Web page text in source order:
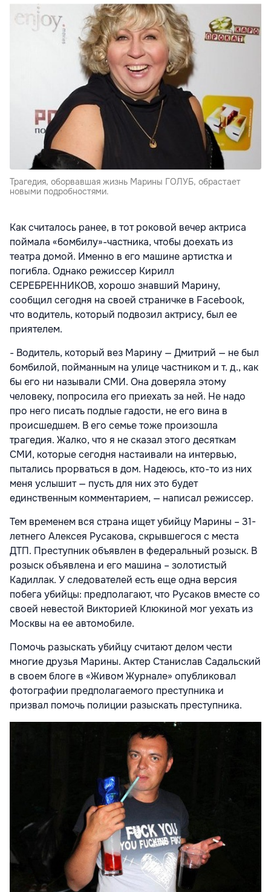
Трагедия, оборвавшая жизнь Марины ГОЛУБ, обрастает
новыми подробностями.
Как считалось ранее, в тот роковой вечер актриса
поймала «бомбилу»-частника, чтобы доехать из
театра домой. Именно в его машине артистка и
погибла. Однако режиссер Кирилл
СЕРЕБРЕННИКОВ, хорошо знавший Марину,
сообщил сегодня на своей страничке в Facebook,
что водитель, который подвозил актрису, был ее
приятелем.
- Водитель, который вез Марину — Дмитрий — не был
бомбилой, пойманным на улице частником и т. д., как
бы его ни называли СМИ. Она доверяла этому
человеку, попросила его приехать за ней. Не надо
про него писать подлые гадости, не его вина в
происшедшем. В его семье тоже произошла
трагедия. Жалко, что я не сказал этого десяткам
СМИ, которые сегодня настаивали на интервью,
пытались прорваться в дом. Надеюсь, кто-то из них
меня услышит — пусть для них это будет
единственным комментарием, — написал режиссер.
Тем временем вся страна ищет убийцу Марины – 31-
летнего Алексея Русакова, скрывшегося с места
ДТП. Преступник объявлен в федеральный розыск. В
розыск объявлена и его машина – золотистый
Кадиллак. У следователей есть еще одна версия
побега убийцы: предполагают, что Русаков вместе со
своей невестой Викторией Клюкиной мог уехать из
Москвы на ее автомобиле.
Помочь разыскать убийцу считают делом чести
многие друзья Марины. Актер Станислав Садальский
в своем блоге в «Живом Журнале» опубликовал
фотографии предполагаемого преступника и
призвал помочь полиции разыскать преступника.